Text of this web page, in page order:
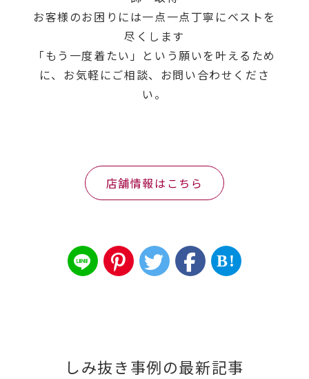
お客様のお困りには一点一点丁寧にベストを
尽くします
「もう一度着たい」という願いを叶えるため
に、お気軽にご相談、お問い合わせくださ
い。
店舗情報はこちら
B!
しみ抜き事例の最新記事